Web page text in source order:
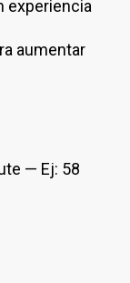
experiencia
aumentar
— Ej: 58